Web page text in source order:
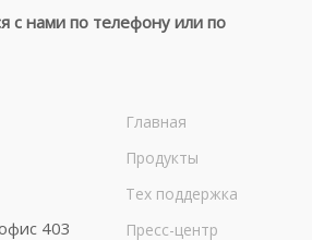
с нами по телефону или по
403
Главная
Продукты
Тех поддержка
Пресс-центр